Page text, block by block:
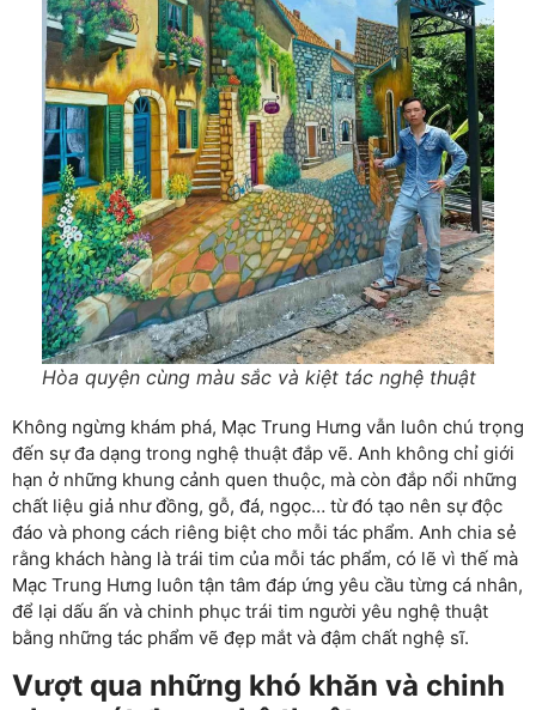
Hòa quyện cùng màu sắc và kiệt tác nghệ thuật
Không ngừng khám phá, Mạc Trung Hưng vẫn luôn chú trọng
đến sự đa dạng trong nghệ thuật đắp vẽ. Anh không chỉ giới
hạn ở những khung cảnh quen thuộc, mà còn đắp nổi những
chất liệu giả như đồng, gỗ, đá, ngọc… từ đó tạo nên sự độc
đáo và phong cách riêng biệt cho mỗi tác phẩm. Anh chia sẻ
rằng khách hàng là trái tim của mỗi tác phẩm, có lẽ vì thế mà
Mạc Trung Hưng luôn tận tâm đáp ứng yêu cầu từng cá nhân,
để lại dấu ấn và chinh phục trái tim người yêu nghệ thuật
bằng những tác phẩm vẽ đẹp mắt và đậm chất nghệ sĩ.
Vượt qua những khó khăn và chinh